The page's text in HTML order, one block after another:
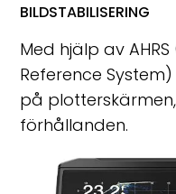
BILDSTABILISERING
Med hjälp av
Reference
på
förhållanden.